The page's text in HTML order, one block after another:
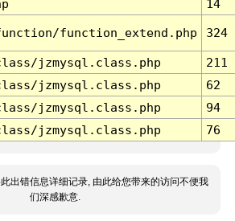
14
function_extend.php 324
jzmysql.class.php
211
jzmysql.class.php
62
jzmysql.class.php
94
jzmysql.class.php 76
出错信息详细记录, 由此给您带来的访问不便我
们深感歉意.